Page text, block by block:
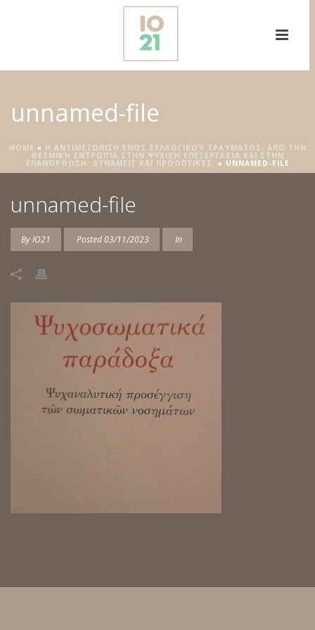
unnamed-file
HOME » Η ΑΝΤΙΜΕΤΏΠΙΣΗ ΕΝΌΣ ΣΥΛΛΟΓΙΚΟΎ ΤΡΑΎΜΑΤΟΣ. ΑΠΌ ΤΗΝ
ΘΕΣΜΙΚΉ ΕΝΤΡΟΠΊΑ ΣΤΗΝ ΨΥΧΙΚΉ ΕΠΕΞΕΡΓΑΣΊΑ ΚΑΙ ΣΤΗΝ
ΕΠΑΝΌΡΘΩΣΗ. ΔΥΝΆΜΕΙΣ ΚΑΙ ΠΡΟΟΠΤΙΚΈΣ. » UNNAMED-FILE
unnamed-file
ByIO21 Posted03/11/2023 In